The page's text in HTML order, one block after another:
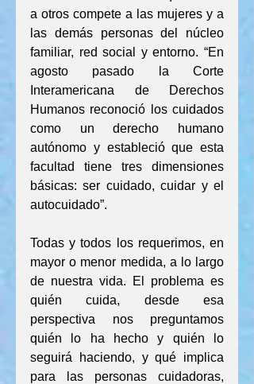
a otros compete a las mujeres y a
las demás personas del núcleo
familiar, red social y entorno. “En
agosto pasado la Corte
Interamericana de Derechos
Humanos reconoció los cuidados
como un derecho humano
autónomo y estableció que esta
facultad tiene tres dimensiones
básicas: ser cuidado, cuidar y el
autocuidado”.
Todas y todos los requerimos, en
mayor o menor medida, a lo largo
de nuestra vida. El problema es
quién cuida, desde esa
perspectiva nos preguntamos
quién lo ha hecho y quién lo
seguirá haciendo, y qué implica
para las personas cuidadoras,